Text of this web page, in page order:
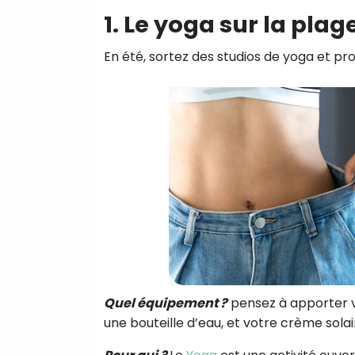
1. Le yoga sur la
En été, sortez des studios de yoga et
Quel équipement ?pensez à apporter
une bouteille d’eau, et votre crème